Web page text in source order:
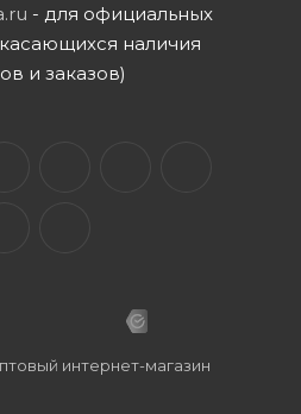
- для официальных
наличия
и заказов)
интернет-магазин